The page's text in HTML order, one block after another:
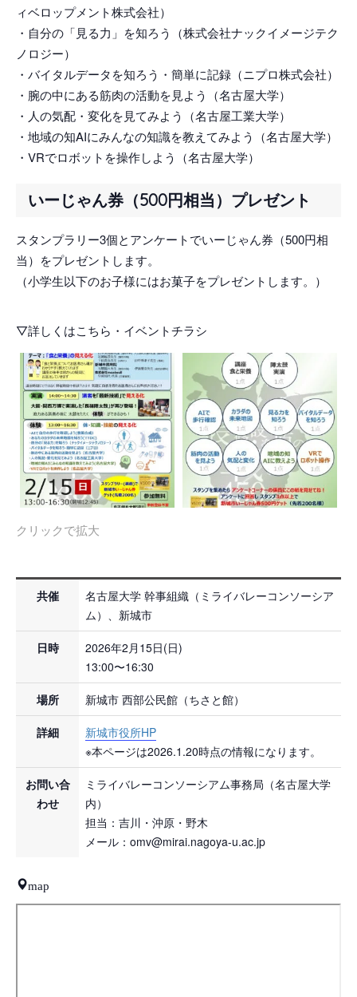
ィベロップメント株式会社）
・自分の「見る力」を知ろう（株式会社ナックイメージテク
ノロジー）
・バイタルデータを知ろう・簡単に記録（ニプロ株式会社）
・腕の中にある筋肉の活動を見よう（名古屋大学）
・人の気配・変化を見てみよう（名古屋工業大学）
・地域の知AIにみんなの知識を教えてみよう（名古屋大学）
・VRでロボットを操作しよう（名古屋大学）
いーじゃん券（500円相当）プレゼント
スタンプラリー3個とアンケートでいーじゃん券（500円相
当）をプレゼントします。
（小学生以下のお子様にはお菓子をプレゼントします。）
▽詳しくはこちら・イベントチラシ
クリックで拡大
共催
名古屋大学 幹事組織（ミライバレーコンソーシア
ム）、新城市
日時
2026年2月15日(日)
13:00〜16:30
場所 新城市 西部公民館（ちさと館）
詳細
新城市役所HP
※本ページは2026.1.20時点の情報になります。
お問い合
わせ
ミライバレーコンソーシアム事務局（名古屋大学
内）
担当：吉川・沖原・野木
メール：omv@mirai.nagoya-u.ac.jp
map